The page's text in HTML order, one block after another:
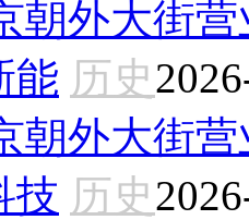
朝外大街营
能 历史
朝外大街营
技 历史